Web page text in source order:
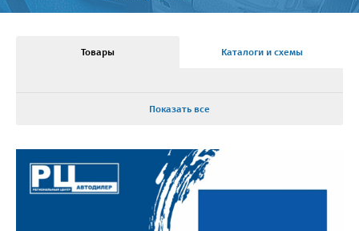
Товары Каталоги и схемы
Показать все